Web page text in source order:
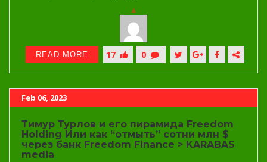
READ MORE 17 0
Feb 06, 2023
Тимур Турлов и его пирамида Freedom
Holding Или как “отмыть” сотни млн $
через банк Freedom Finance > KARABAS
media